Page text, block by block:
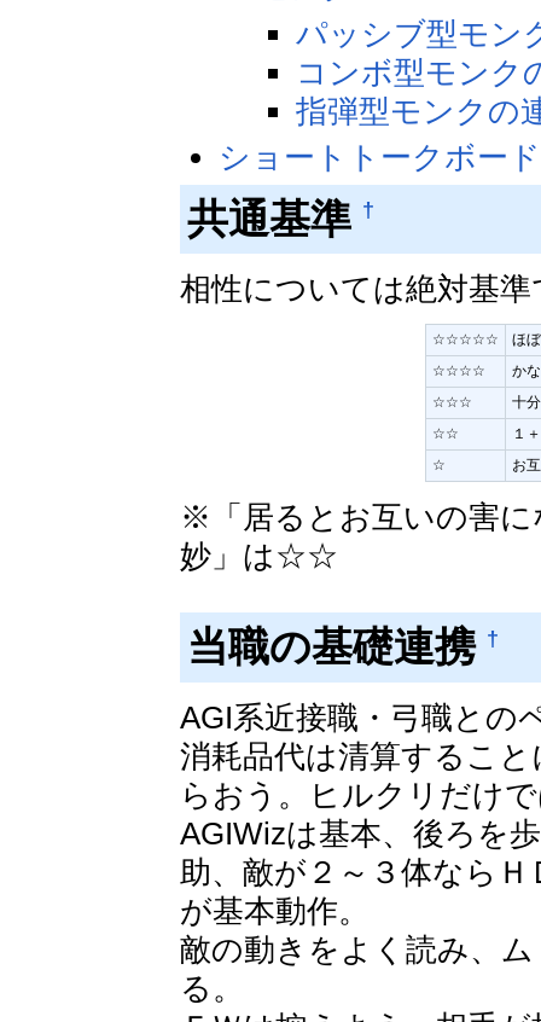
パッシブ型モン
コンボ型モンク
指弾型モンクの
ショートトークボード
共通基準 †
相性については絶対基
☆☆☆☆☆
ほ
☆☆☆☆
か
☆☆☆
十
☆☆
１
☆
お
※「居るとお互いの害
妙」は☆☆
当職の基礎連携 †
AGI系近接職・弓職との
消耗品代は清算するこ
らおう。ヒルクリだけ
AGIWizは基本、後ろを
助、敵が２～３体なら
が基本動作。
敵の動きをよく読み、
る。